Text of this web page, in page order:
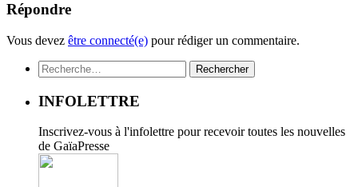
Répondre
Vous devez être connecté(e) pour rédiger un commentaire.
Rechercher :
INFOLETTRE
Inscrivez-vous à l'infolettre pour recevoir toutes les nouvelles
de GaïaPresse